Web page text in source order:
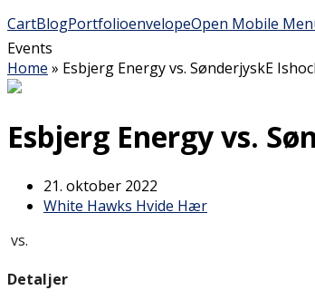
CartBlogPortfolioenvelopeOpen Mobile
Events
Home » Esbjerg Energy vs. SønderjyskE
Esbjerg Energy vs.
21. oktober 2022
White Hawks Hvide Hær
vs.
Detaljer